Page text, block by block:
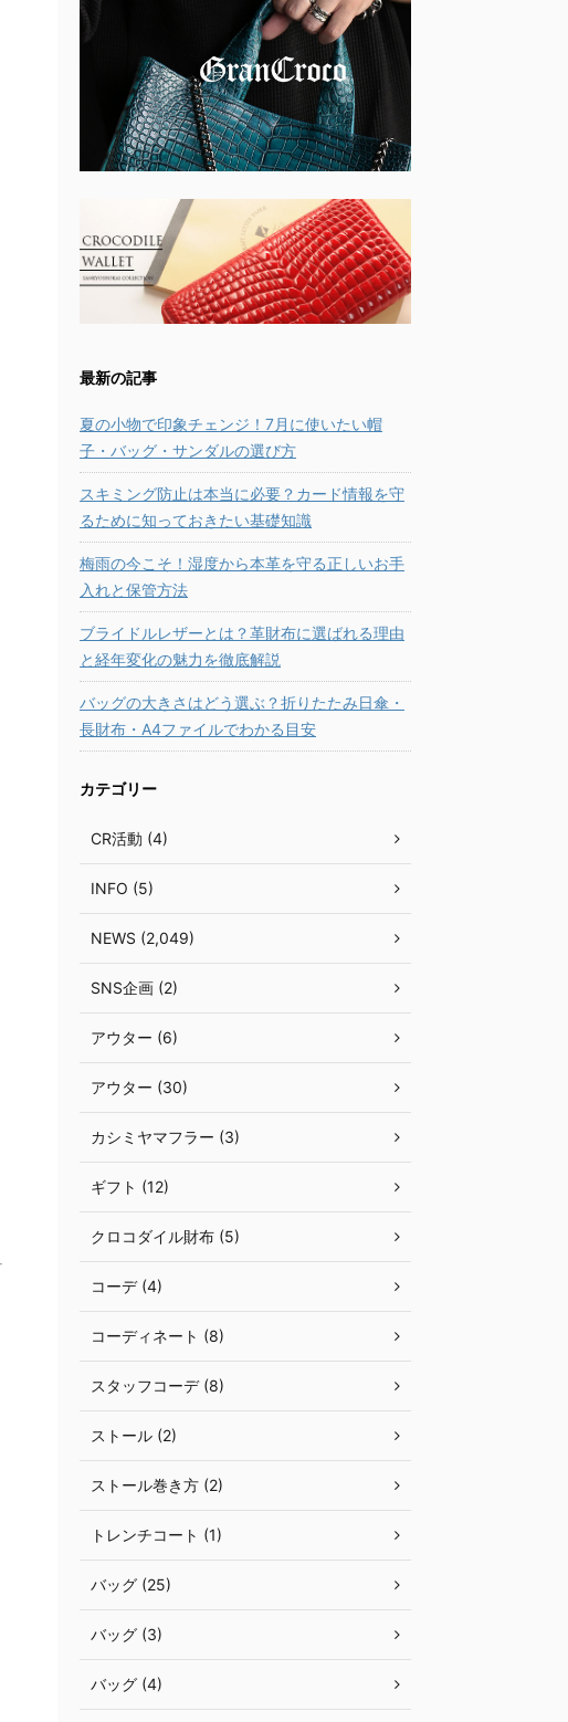
最新の記事
夏の小物で印象チェンジ！7月に使いたい帽
子・バッグ・サンダルの選び方
スキミング防止は本当に必要？カード情報を守
るために知っておきたい基礎知識
梅雨の今こそ！湿度から本革を守る正しいお手
入れと保管方法
ブライドルレザーとは？革財布に選ばれる理由
と経年変化の魅力を徹底解説
バッグの大きさはどう選ぶ？折りたたみ日傘・
長財布・A4ファイルでわかる目安
カテゴリー
CR活動 (4)
INFO (5)
NEWS (2,049)
SNS企画 (2)
アウター (6)
アウター (30)
カシミヤマフラー (3)
ギフト (12)
クロコダイル財布 (5)
コーデ (4)
コーディネート (8)
スタッフコーデ (8)
ストール (2)
ストール巻き方 (2)
トレンチコート (1)
バッグ (25)
バッグ (3)
バッグ (4)